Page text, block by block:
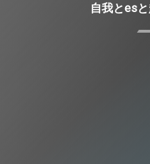
自我とes